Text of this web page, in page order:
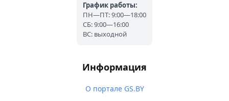
График работы:
ПН—ПТ: 9:00—18:00
СБ: 9:00—16:00
ВС: выходной
Информация
О портале GS.BY